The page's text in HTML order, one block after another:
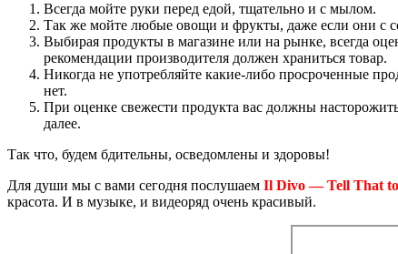
Всегда мойте руки перед едой, тщательно и с мылом.
Так же мойте любые овощи и фрукты, даже если они с
Выбирая продукты в магазине или на рынке, всегда
рекомендации производителя должен храниться товар.
Никогда не употребляйте какие-либо просроченные
нет.
При оценке свежести продукта вас должны
далее.
Так что, будем бдительны, осведомлены и здоровы!
Для души мы с вами сегодня послушаем Il Divo — Tell That
красота. И в музыке, и видеоряд очень красивый.